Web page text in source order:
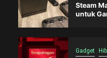
Steam
untuk
Gadget